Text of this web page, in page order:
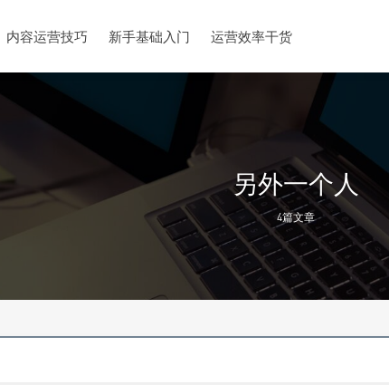
内容运营技巧 新手基础入门 运营效率干货
另外一个人
4篇文章